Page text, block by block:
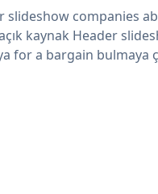
slideshow companies
kaynak Header
for a bargain bulmaya